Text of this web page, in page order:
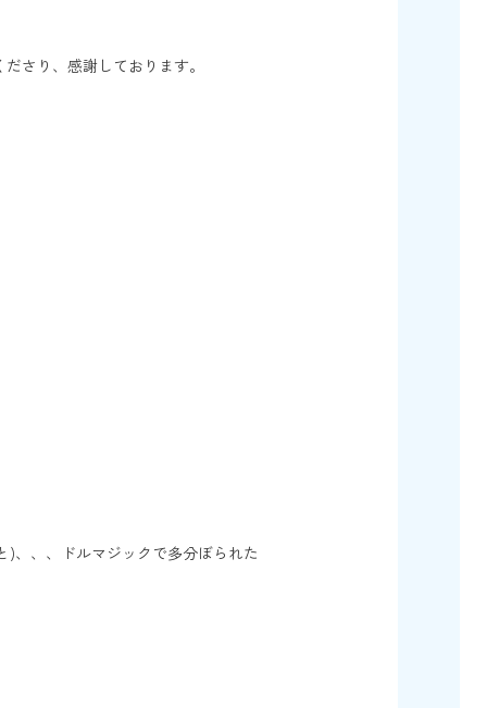
さり、感謝しております。
、、、ドルマジックで多分ぼられた